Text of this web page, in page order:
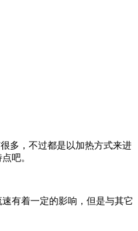
多，不过都是以加热方式来进
吧。
有着一定的影响，但是与其它